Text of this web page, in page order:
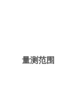
量测范围